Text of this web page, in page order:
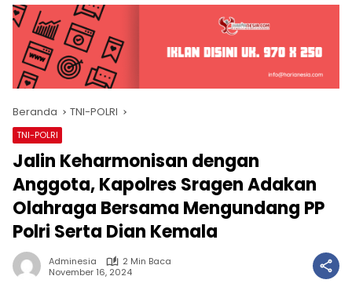
Beranda TNI-POLRI
TNI-POLRI
Jalin Keharmonisan dengan
Anggota, Kapolres Sragen Adakan
Olahraga Bersama Mengundang PP
Polri Serta Dian Kemala
Adminesia
2 Min Baca
November 16, 2024